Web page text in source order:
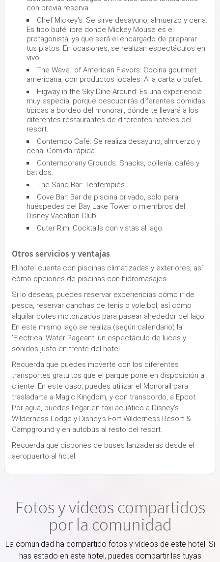
con previa reserva
Chef Mickey's: Se sirve desayuno, almuerzo y cena.
Es tipo bufé libre donde Mickey Mouse es el
protagonista, ya que será el encargado de preparar
tus platos. En ocasiones, se realizan espectáculos en
vivo.
The Wave...of American Flavors: Cocina gourmet
americana, con productos locales. A la carta o bufet.
Higway in the Sky Dine Around: Es una experiencia
muy especial porque descubrirás diferentes comidas
típicas a bordeo del monoraíl, dónde te llevará a los
diferentes restaurantes de diferentes hoteles del
resort.
Contempo Café: Se realiza desayuno, almuerzo y
cena. Comida rápida.
Contemporany Grounds: Snacks, bollería, cafés y
batidos.
The Sand Bar: Tentempiés.
Cove Bar: Bar de piscina privado, solo para
huéspedes del Bay Lake Tower o miembros del
Disney Vacation Club.
Outer Rim: Cocktails con vistas al lago.
Otros servicios y ventajas
El hotel cuenta con piscinas climatizadas y exteriores, así
cómo opciones de piscinas con hidromasajes.
Si lo deseas, puedes reservar experiencias cómo ir de
pesca, reservar canchas de tenis o voleibol, así cómo
alquilar botes motorizados para pasear alrededor del lago.
En este mismo lago se realiza (según calendario) la
'Electrical Water Pageant' un espectáculo de luces y
sonidos justo en frente del hotel.
Recuerda que puedes moverte con los diferentes
transportes gratuitos que el parque pone en disposición al
cliente. En este caso, puedes utilizar el Monorail para
trasladarte a Magic Kingdom, y con transbordo, a Epcot.
Por agua, puedes llegar en taxi acuático a Disney's
Wilderness Lodge y Disney's Fort Wilderness Resort &
Campground y en autobús al resto del resort.
Recuerda que dispones de buses lanzaderas desde el
aeropuerto al hotel.
Fotos y vídeos compartidos
por la comunidad
La comunidad ha compartido fotos y vídeos de este hotel. Si
has estado en este hotel, puedes compartir las tuyas